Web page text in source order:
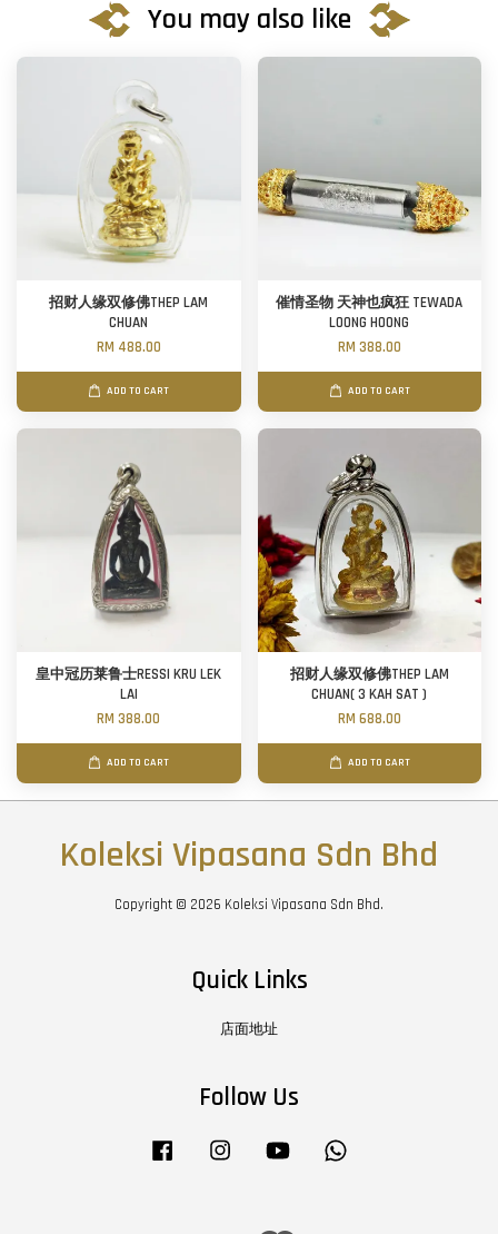
You may also like
招财人缘双修佛THEP LAM
CHUAN
RM 488.00
ADD TO CART
催情圣物 天神也疯狂 TEWADA
LOONG HOONG
RM 388.00
ADD TO CART
皇中冠历莱鲁士RESSI KRU LEK
LAI
RM 388.00
ADD TO CART
招财人缘双修佛THEP LAM
CHUAN( 3 KAH SAT )
RM 688.00
ADD TO CART
Koleksi Vipasana Sdn Bhd
Copyright © 2026 Koleksi Vipasana Sdn Bhd.
Quick Links
店面地址
Follow Us
Facebook Instagram YouTube